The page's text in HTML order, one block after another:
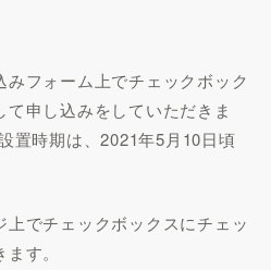
フォーム上でチェックボック
申し込みをしていただきま
置時期は、2021年5月10日頃
でチェックボックスにチェッ
す。